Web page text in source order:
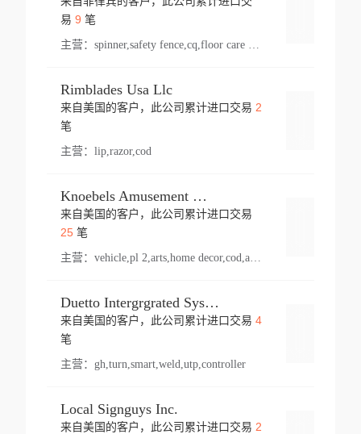
易 9 笔
主营：
Rimblades Usa Llc
来自美国的客户，此公司累计进口交易 2
笔
主营： lip,razor,cod
Knoebels Amusement Resort
来自美国的客户，此公司累计进口交易
25笔
主营： vehicle,pl 2,arts,home decor,cod,amusement ride,sea
Duetto Intergrgrated Systems Inc.
来自美国的客户，此公司累计进口交易 4
笔
主营： gh,turn,smart,weld,utp,controller
Local Signguys Inc.
来自美国的客户，此公司累计进口交易 2